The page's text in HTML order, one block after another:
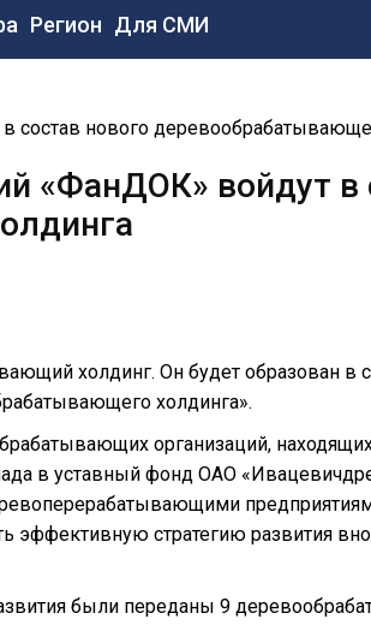
Регион Для СМИ
состав нового
«ФанДОК» войдут в
холдинг. Он будет образован в
холдинга».
организаций,
в уставный фонд ОАО
эффективную стратегию развития
были переданы 9